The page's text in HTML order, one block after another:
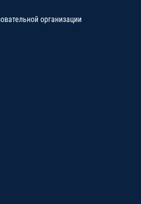
организации